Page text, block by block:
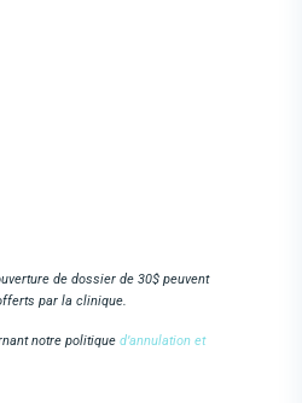
de dossier de 30$ peuvent
par la clinique.
notre politique d’annulation et